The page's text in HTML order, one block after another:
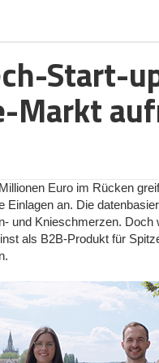
Der Markt für „Supply
eine Arena, in der sich
Netstock oder
Bestandsoptimierung und
Pflichten (TÜV-geprüftes
wie CSRD-Konformität
an Bedeutung gewinnen,
es dem
agiler und neutraler
durch die
Kundenerfahrung mehr
überzeugt.
einen eigenwilligen Weg
weil wir in Phase 1 nicht
Dass dieser
mit ersten
Leistungen überzeugen
die kaufmännische
sein Co-Gründer
zu versuchen, hat
Start-
Markt
Euro im Rücken
an. Die
und Knieschmerzen. Doch
als B2B-Produkt für